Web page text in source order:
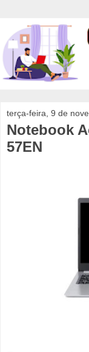
terça-feira, 9 de
Notebook
57EN